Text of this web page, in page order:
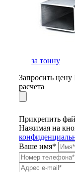
за тонну
Запросить цену
расчета
Прикрепить
Нажимая на
Ваше имя*